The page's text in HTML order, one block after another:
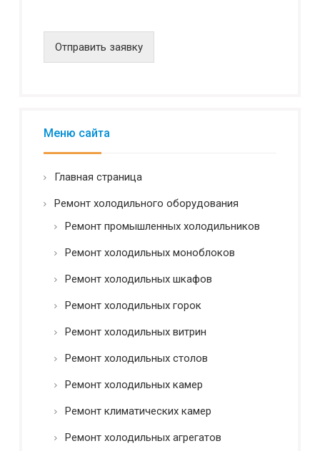
н
е
l
е
н
с
т
*
Отправить заявку
Меню сайта
Главная страница
Ремонт холодильного оборудования
Ремонт промышленных холодильников
Ремонт холодильных моноблоков
Ремонт холодильных шкафов
Ремонт холодильных горок
Ремонт холодильных витрин
Ремонт холодильных столов
Ремонт холодильных камер
Ремонт климатических камер
Ремонт холодильных агрегатов